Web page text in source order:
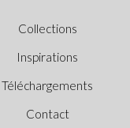
Collections
Inspirations
Téléchargements
Contact